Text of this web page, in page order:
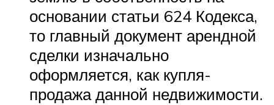
основании статьи 624 Кодекса,
то главный документ арендной
сделки изначально
оформляется, как купля-
продажа данной недвижимости.